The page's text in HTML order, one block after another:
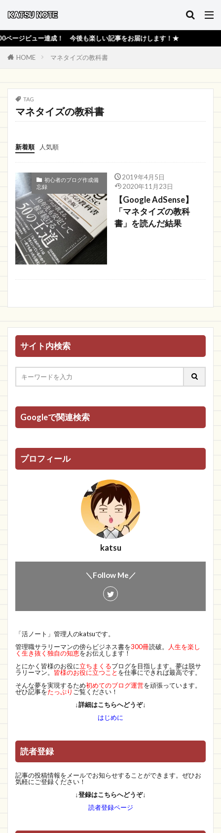
ビュー達成！ 今後も楽しい記事をお届けします！★
HOME マネタイズの教科書
TAG
マネタイズの教科書
新着順 人気順
初心者のブログ作成備
忘録
2019年4月5日
2020年11月23日
【Google AdSense】
「マネタイズの教科
書」を読んだ結果
サイト内検索
Googleで関連検索
プロフィール
katsu
＼Follow Me／
「活ノート」管理人のkatsuです。
管理職サラリーマンの傍らビジネス書を300冊読破。
人生を楽し
く生き抜く独自の知恵をお伝えします！
とにかく皆様のお役に立ちまくるブログを目指します。夢は脱サ
ラリーマン。 皆様のお役に立つこと を仕事にできれば最高です。
そんな夢を実現するため初めてのブログ運営を頑張っています。
ぜひ記事をたっぷり ご覧ください！
↓詳細はこちらへどうぞ↓
はじめに
読者登録
記事の投稿情報をメールでお知らせすることができます。ぜひお
気軽にご登録ください！
↓登録はこちらへどうぞ↓
読者登録ページ